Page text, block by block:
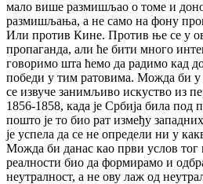
мало више размишљао о томе и
размишљања, а не само на фону
Или против Кине. Против ње се у
пропаганда, али ће бити много
говоримо шта ћемо да радимо кад
победи у тим ратовима. Можда би у
се извуче занимљиво искуство из
1856-1858, када је Србија била под
пошто је то био рат између
је успела да се не определи ни у
Можда би данас као први услов тог
реалности био да формирамо и
неутралност, а не ову лаж од